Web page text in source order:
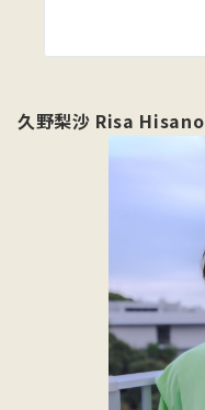
久野梨沙 Risa Hisano